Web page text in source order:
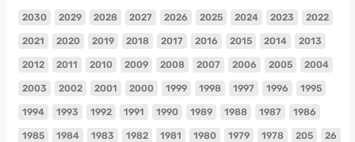
2030 2029 2028 2027 2026 2025 2024 2023 2022
2021 2020 2019 2018 2017 2016 2015 2014 2013
2012 2011 2010 2009 2008 2007 2006 2005 2004
2003 2002 2001 2000 1999 1998 1997 1996 1995
1994 1993 1992 1991 1990 1989 1988 1987 1986
1985 1984 1983 1982 1981 1980 1979 1978 205 26